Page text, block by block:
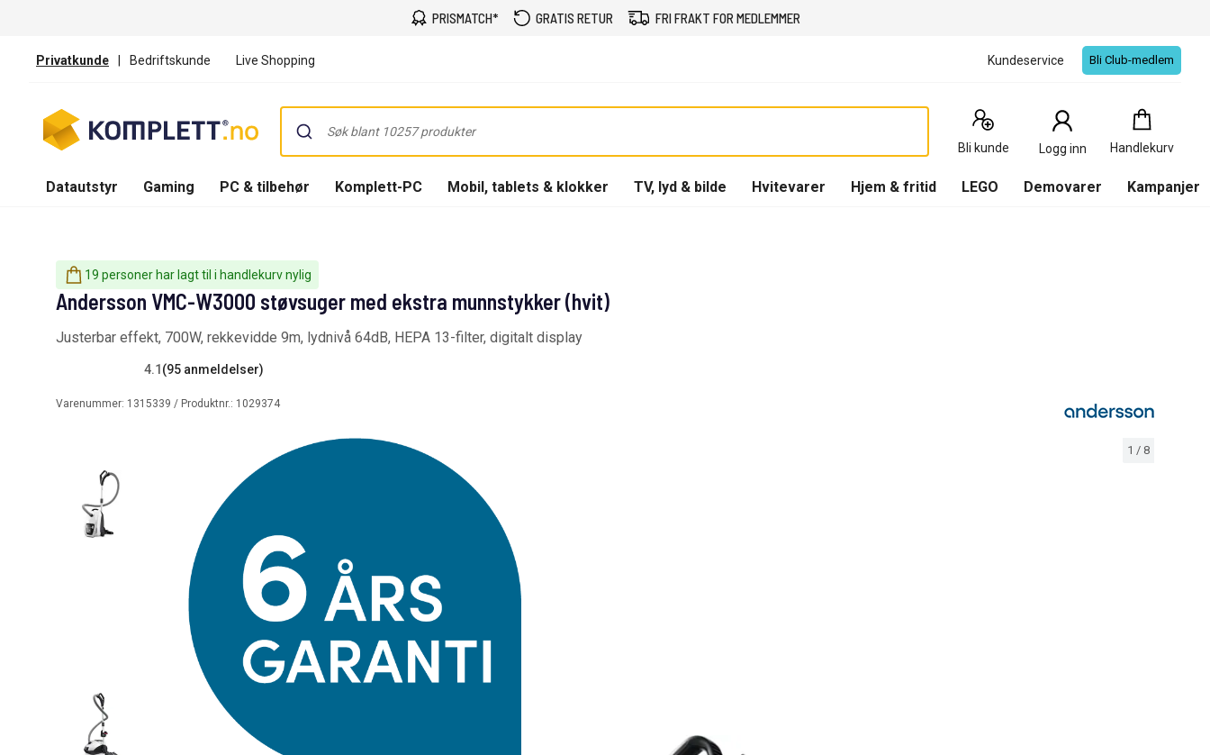
PRISMATCH* GRATIS RETUR FRI FRAKT FOR MEDLEMMER
Privatkunde | Bedriftskunde Live Shopping Kundeservice Bli Club-medlem
Bli kunde Logg inn Handlekurv
Handlekurv
0
Produkter
Datautstyr Gaming PC & tilbehør Komplett-PC Mobil, tablets & klokker TV, lyd & bilde Hvitevarer Hjem & fritid LEGO Demovarer Kampanjer
19 personer har lagt til i handlekurv nylig
1 / 8
Andersson VMC-W3000 støvsuger med ekstra munnstykker (hvit)
Justerbar effekt, 700W, rekkevidde 9m, lydnivå 64dB, HEPA 13-filter, digitalt display
4.1(95 anmeldelser)
Varenummer: 1315339 / Produktnr.: 1029374